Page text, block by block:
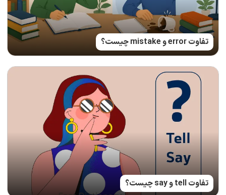
تفاوت error و mistake چیست؟
تفاوت tell و say چیست؟